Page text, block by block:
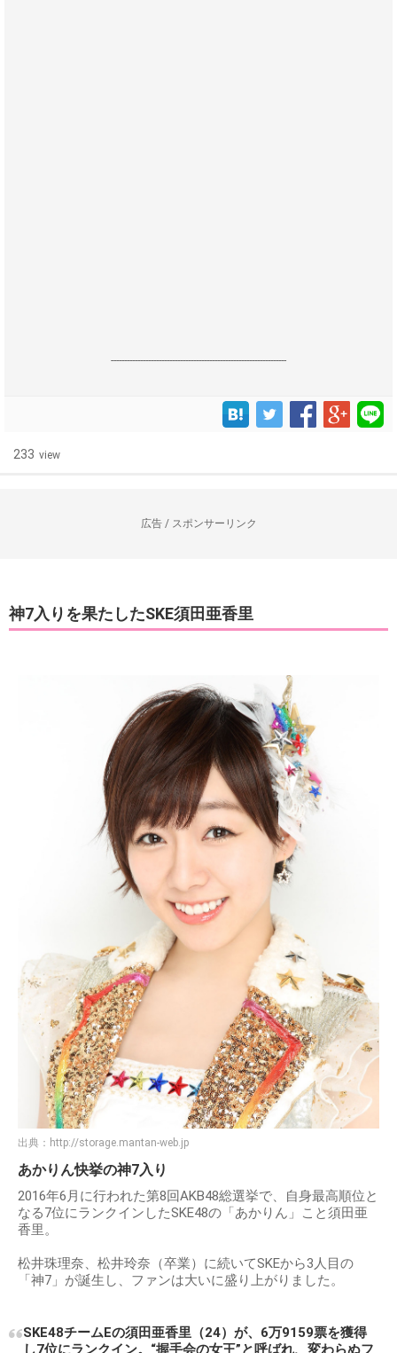
------------------------------------------------------------------
233 view
広告 / スポンサーリンク
神7入りを果たしたSKE須田亜香里
出典： http://storage.mantan-web.jp
あかりん快挙の神7入り
2016年6月に行われた第8回AKB48総選挙で、自身最高順位と
なる7位にランクインしたSKE48の「あかりん」こと須田亜
香里。
松井珠理奈、松井玲奈（卒業）に続いてSKEから3人目の
「神7」が誕生し、ファンは大いに盛り上がりました。
SKE48チームEの須田亜香里（24）が、6万9159票を獲得
し7位にランクイン。“握手会の女王”と呼ばれ、変わらぬフ